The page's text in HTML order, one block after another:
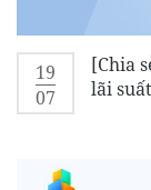
19
07
[Chia
lãi